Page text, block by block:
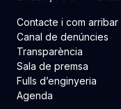
Contacte i com arribar
Canal de denúncies
Transparència
Sala de premsa
Fulls d’enginyeria
Agenda